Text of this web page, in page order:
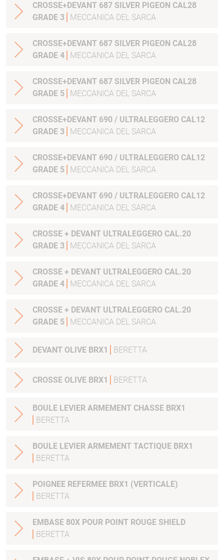
CROSSE+DEVANT 687 SILVER PIGEON CAL28
GRADE 3
MECCANICA DEL SARCA
CROSSE+DEVANT 687 SILVER PIGEON CAL28
GRADE 4
MECCANICA DEL SARCA
CROSSE+DEVANT 687 SILVER PIGEON CAL28
GRADE 5
MECCANICA DEL SARCA
CROSSE+DEVANT 690 / ULTRALEGGERO CAL12
GRADE 3
MECCANICA DEL SARCA
CROSSE+DEVANT 690 / ULTRALEGGERO CAL12
GRADE 5
MECCANICA DEL SARCA
CROSSE+DEVANT 690 / ULTRALEGGERO CAL12
GRADE 4
MECCANICA DEL SARCA
CROSSE + DEVANT ULTRALEGGERO CAL.20
GRADE 3
MECCANICA DEL SARCA
CROSSE + DEVANT ULTRALEGGERO CAL.20
GRADE 4
MECCANICA DEL SARCA
CROSSE + DEVANT ULTRALEGGERO CAL.20
GRADE 5
MECCANICA DEL SARCA
DEVANT OLIVE BRX1 BERETTA
CROSSE OLIVE BRX1 BERETTA
BOULE LEVIER ARMEMENT CHASSE BRX1
BERETTA
BOULE LEVIER ARMEMENT TACTIQUE BRX1
BERETTA
POIGNEE REFERMEE BRX1 (VERTICALE)
BERETTA
EMBASE 80X POUR POINT ROUGE SHIELD
BERETTA